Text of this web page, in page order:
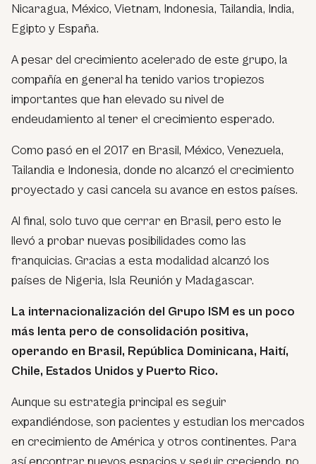
Nicaragua, México, Vietnam, Indonesia, Tailandia, India,
Egipto y España.
A pesar del crecimiento acelerado de este grupo, la
compañía en general ha tenido varios tropiezos
importantes que han elevado su nivel de
endeudamiento al tener el crecimiento esperado.
Como pasó en el 2017 en Brasil, México, Venezuela,
Tailandia e Indonesia, donde no alcanzó el crecimiento
proyectado y casi cancela su avance en estos países.
Al final, solo tuvo que cerrar en Brasil, pero esto le
llevó a probar nuevas posibilidades como las
franquicias. Gracias a esta modalidad alcanzó los
países de Nigeria, Isla Reunión y Madagascar.
La internacionalización del Grupo ISM es un poco
más lenta pero de consolidación positiva,
operando en Brasil, República Dominicana, Haití,
Chile, Estados Unidos y Puerto Rico.
Aunque su estrategia principal es seguir
expandiéndose, son pacientes y estudian los mercados
en crecimiento de América y otros continentes. Para